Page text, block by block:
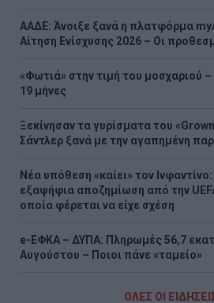
ΑΑΔΕ: Άνοιξε ξανά η πλατφόρμα
Αίτηση Ενίσχυσης 2026 – Οι
«Φωτιά» στην τιμή του μοσχαριού
19 μήνες
Ξεκίνησαν τα γυρίσματα του
Σάντλερ ξανά με την αγαπημένη
Νέα υπόθεση «καίει» τον
εξαψήφια αποζημίωση από την
οποία φέρεται να είχε σχέση
e-ΕΦΚΑ – ΔΥΠΑ: Πληρωμές 56,7
Αυγούστου – Ποιοι πάνε «ταμείο»
ΟΛΕΣ ΟΙ